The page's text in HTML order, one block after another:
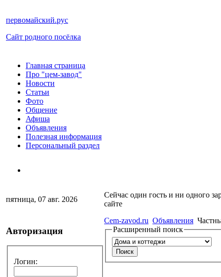
первомайский.рус
Сайт родного посёлка
Главная страница
Про "цем-завод"
Новости
Статьи
Фото
Общение
Афиша
Объявления
Полезная информация
Персональный раздел
пятница, 07 авг. 2026
Сейчас один гость и ни одного
сайте
Авторизация
Логин:
Cem-zavod.ru Объявления
Расширенный поиск